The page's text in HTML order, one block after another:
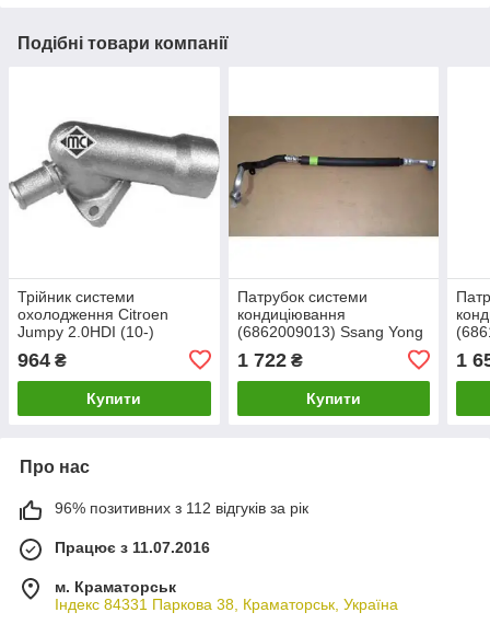
Подібні товари компанії
Трійник системи
охолодження Citroen
Jumpy 2.0HDI (10-)
964 ₴
Купити
Патрубок системи
кондиціювання
(6862009013) Ssang Yong
1 722₴
Купити
1
Про нас
96% позитивних з 112 відгуків за рік
Працює з 11.07.2016
м. Краматорськ
Індекс 84331 Паркова 38, Краматорськ, Україна